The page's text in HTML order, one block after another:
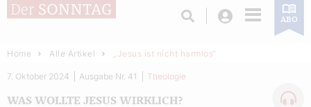
Login ABO
Home Alle Artikel „Jesus ist nicht harmlos“
WAS WOLLTE JESUS WIRKLICH?
7. Oktober 2024 Ausgabe Nr. 41 Theologie